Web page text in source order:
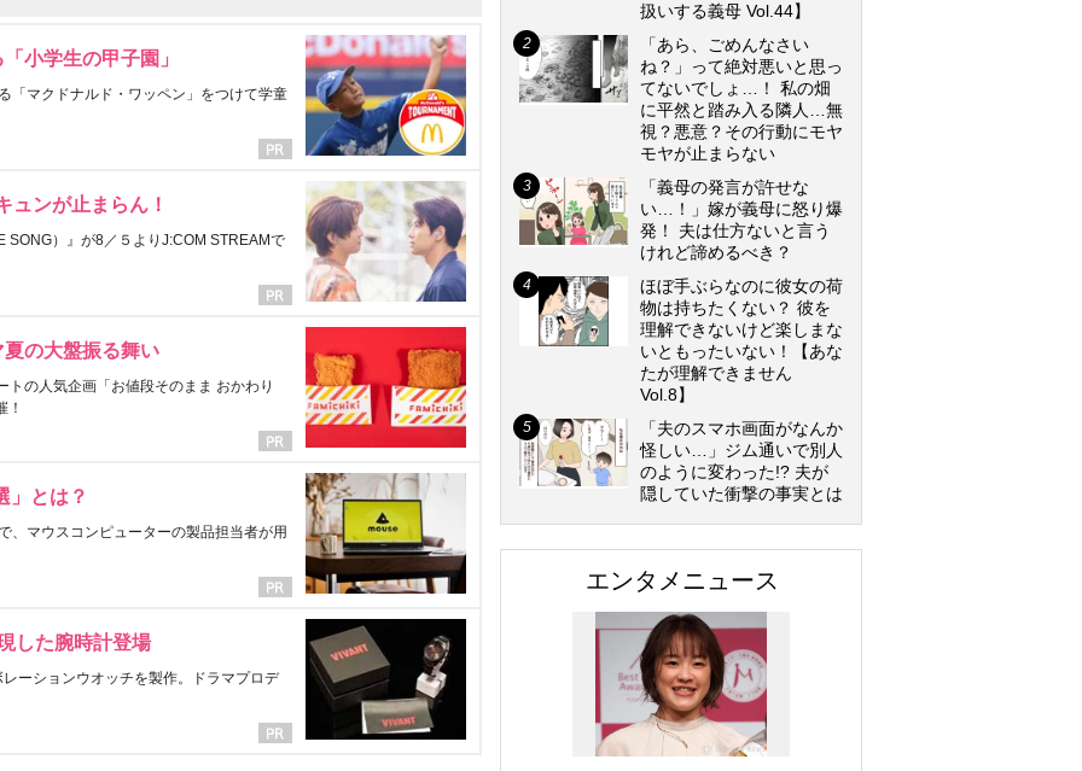
小学生の甲子園」
「マクドナルド・ワッペン」をつけて学童
ュンが止まらん！
SONG）』が8／５よりJ:COM STREAMで
の大盤振る舞い
の人気企画「お値段そのまま おかわり
！
」とは？
、マウスコンピューターの製品担当者が用
した腕時計登場
ーションウオッチを製作。ドラマプロデ
扱いする義母 Vol.44】
「あら、ごめんなさい
ね？」って絶対悪いと思っ
てないでしょ…！ 私の畑
に平然と踏み入る隣人…無
視？悪意？その行動にモヤ
モヤが止まらない
「義母の発言が許せな
い…！」嫁が義母に怒り爆
発！ 夫は仕方ないと言う
けれど諦めるべき？
ほぼ手ぶらなのに彼女の荷
物は持ちたくない？ 彼を
理解できないけど楽しまな
いともったいない！【あな
たが理解できません
Vol.8】
「夫のスマホ画面がなんか
怪しい…」ジム通いで別人
のように変わった!? 夫が
隠していた衝撃の事実とは
エンタメニュース